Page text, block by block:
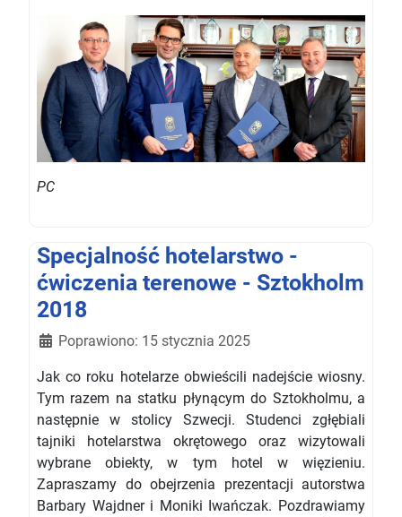
PC
Specjalność hotelarstwo -
ćwiczenia terenowe - Sztokholm
2018
Szczegóły
Poprawiono: 15 stycznia 2025
Jak co roku hotelarze obwieścili nadejście wiosny.
Tym razem na statku płynącym do Sztokholmu, a
następnie w stolicy Szwecji. Studenci zgłębiali
tajniki hotelarstwa okrętowego oraz wizytowali
wybrane obiekty, w tym hotel w więzieniu.
Zapraszamy do obejrzenia prezentacji autorstwa
Barbary Wajdner i Moniki Iwańczak. Pozdrawiamy